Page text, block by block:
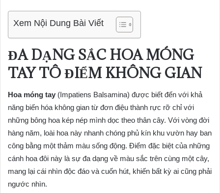
Xem Nội Dung Bài Viết
ĐA DẠNG SẮC HOA MÓNG
TAY TÔ ĐIỂM KHÔNG GIAN
Hoa móng tay (Impatiens Balsamina) được biết đến với khả
năng biến hóa không gian từ đơn điệu thành rực rỡ chỉ với
những bông hoa kép nép mình dọc theo thân cây. Với vòng đời
hàng năm, loài hoa này nhanh chóng phủ kín khu vườn hay ban
công bằng một thảm màu sống động. Điểm đặc biệt của những
cánh hoa đôi này là sự đa dạng về màu sắc trên cùng một cây,
mang lại cái nhìn độc đáo và cuốn hút, khiến bất kỳ ai cũng phải
ngước nhìn.